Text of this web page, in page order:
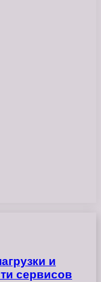
и
сервисов